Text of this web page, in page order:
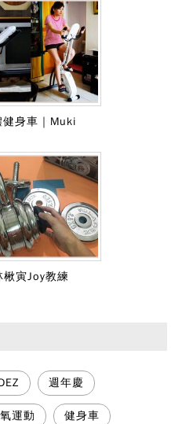
身車｜Muki
寅Joy教練
週年慶
運動 健身車